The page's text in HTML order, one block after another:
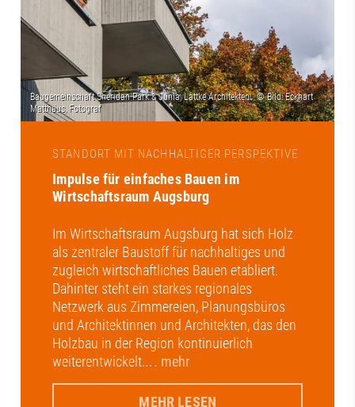
STANDORT MIT NACHHALTIGER PERSPEKTIVE
Impulse für einfaches Bauen im
Wirtschaftsraum Augsburg
Im Wirtschaftsraum Augsburg hat sich Holz
als zentraler Baustoff für nachhaltiges und
zugleich wirtschaftliches Bauen etabliert.
Dahinter steht ein starkes regionales
Netzwerk aus Zimmereien, Planungsbüros
und Architektinnen und Architekten, das den
Holzbau in der Region kontinuierlich
weiterentwickelt.... mehr
MEHR LESEN